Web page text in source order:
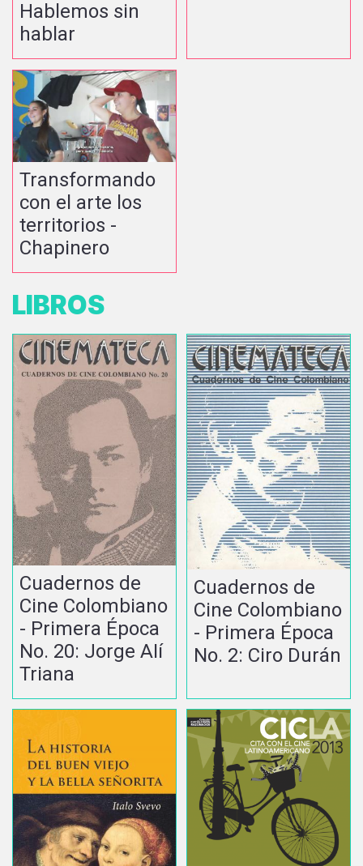
Hablemos sin
hablar
Transformando
con el arte los
territorios -
Chapinero
LIBROS
Cuadernos de
Cine Colombiano
- Primera Época
No. 20: Jorge AIí
Triana
Cuadernos de
Cine Colombiano
- Primera Época
No. 2: Ciro Durán